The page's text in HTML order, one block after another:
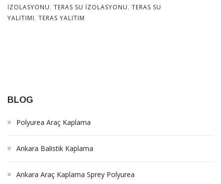
IZOLASYONU, TERAS SU IZOLASYONU, TERAS SU
YALITIMI, TERAS YALITIM
BLOG
Polyurea Araç Kaplama
Ankara Balistik Kaplama
Ankara Araç Kaplama Sprey Polyurea